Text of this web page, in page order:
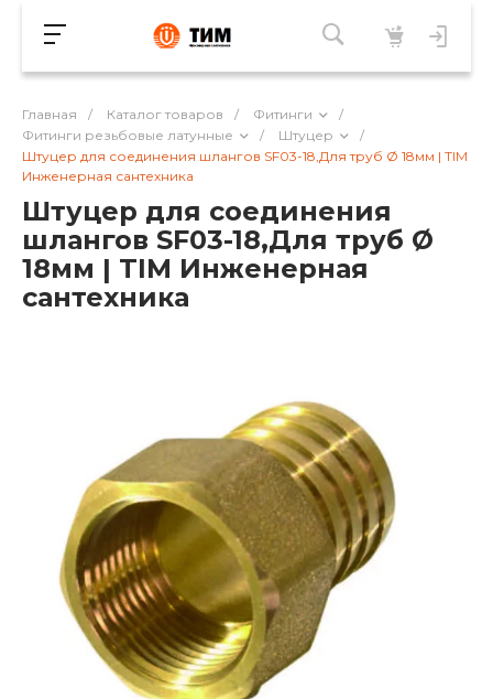
Главная / Каталог товаров / Фитинги
/
Фитинги резьбовые латунные
/ Штуцер
/
Штуцер для соединения шлангов SF03-18,Для труб Ø 18мм | TIM
Инженерная сантехника
Штуцер для соединения
шлангов SF03-18,Для труб Ø
18мм | TIM Инженерная
сантехника